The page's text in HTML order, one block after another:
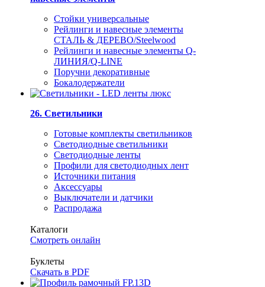
Стойки универсальные
Рейлинги и навесные элементы
СТАЛЬ & ДЕРЕВО/Steelwood
Рейлинги и навесные элементы Q-
ЛИНИЯ/Q-LINE
Поручни декоративные
Бокалодержатели
26. Светильники
Готовые комплекты светильников
Светодиодные светильники
Светодиодные ленты
Профили для светодиодных лент
Источники питания
Аксессуары
Выключатели и датчики
Распродажа
Каталоги
Смотреть онлайн
Буклеты
Скачать в PDF